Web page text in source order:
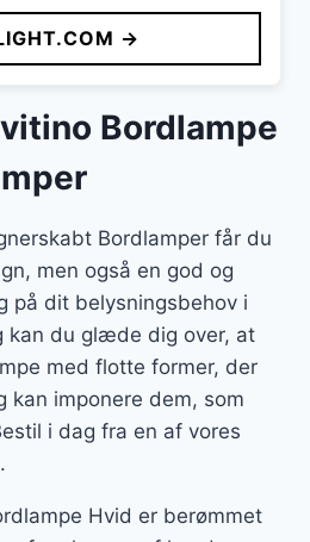
kr..
pris
er:
3.519 kr..
→
Bordlampe
Bordlamper får du
men også en god og
på dit belysningsbehov i
kan du glæde dig over, at
med flotte former, der
kan imponere dem, som
i dag fra en af vores
Hvid er berømmet